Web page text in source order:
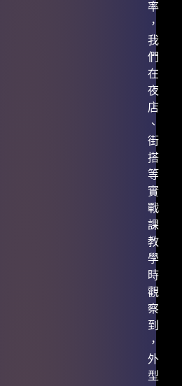
率
，
我
們
在
夜
店
、
街
搭
等
實
戰
課
教
學
時
觀
察
到
，
外
型